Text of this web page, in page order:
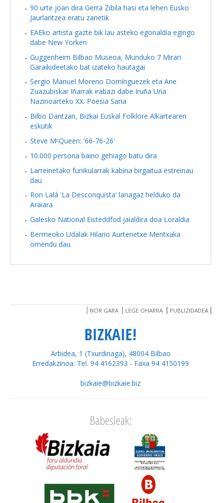
90 urte joan dira Gerra Zibila hasi eta lehen Eusko
Jaurlaritzea eratu zanetik
EAEko artista gazte bik lau asteko egonaldia egingo
dabe New Yorken
Guggenheim Bilbao Museoa, Munduko 7 Mirari
Garaikideetako bat izateko hautagai
Sergio Manuel Moreno Domínguezek eta Ane
Zuazubiskar Iñarrak irabazi dabe Iruña Uria
Nazinoarteko XX. Poesia Saria
Bilbo Dantzan, Bizkai Euskal Folklore Alkartearen
eskutik
Steve MᶜQueen: '66-76-26'
10.000 persona baino gehiago batu dira
Larreinetako funikularrak kabina birgaitua estreinau
dau
Ron Lalá 'La Desconquista' lanagaz helduko da
Araiara
Galesko National Eisteddfod jaialdira doa Loraldia
Bermeoko Udalak Hilario Aurtenetxe Mentxaka
omendu dau
NOR GARA LEGE OHARRA PUBLIZIDADEA
BIZKAIE!
Arbidea, 1 (Txurdinaga), 48004 Bilbao
Erredakzinoa: Tel. 94 4162393 - Faxa 94 4150199
bizkaie@bizkaie.biz
Babesleak: